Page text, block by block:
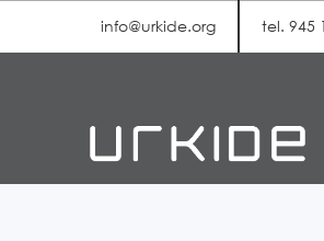
info@urkide.org tel. 945